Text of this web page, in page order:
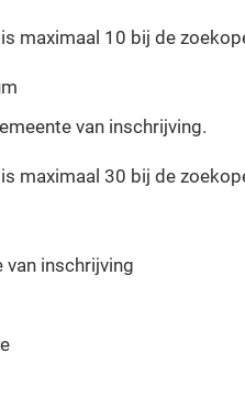
maximaal 10 bij de
van inschrijving.
maximaal 30 bij de
inschrijving